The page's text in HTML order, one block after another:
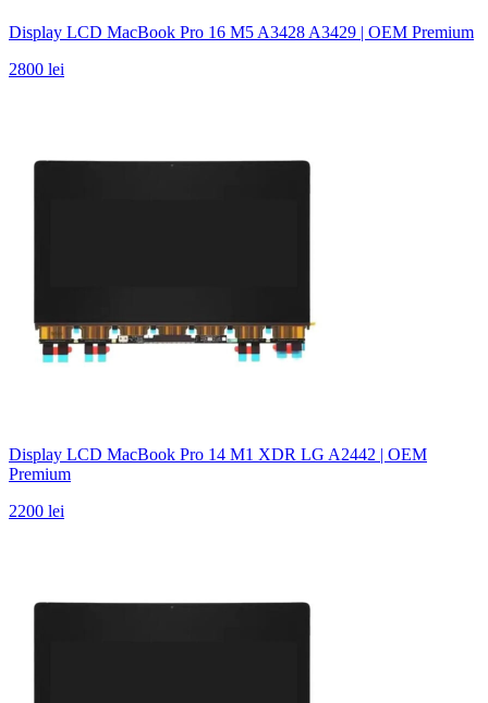
Display LCD MacBook Pro 16 M5 A3428 A3429 | OEM Premium
2800 lei
Display LCD MacBook Pro 14 M1 XDR LG A2442 | OEM
Premium
2200 lei